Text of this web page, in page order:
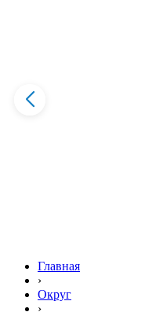
Главная
›
Округ
›